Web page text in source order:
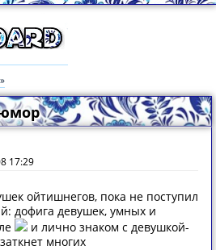
17:29
ойтишнегов, пока не поступил
дофига девушек, умных и
и лично знаком с девушкой-
многих